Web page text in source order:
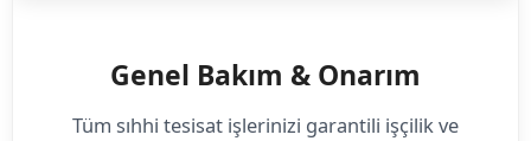
Genel Bakım & Onarım
Tüm sıhhi tesisat işlerinizi garantili işçilik ve